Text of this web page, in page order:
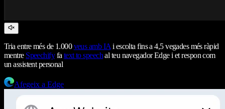
Tria entre més de 1.000veus amb IA i escolta fins a 4,5 vegades més ràpid
mentre Speechifyfa text to speechal teu navegador Edge i et respon com
un assistent personal
Afegeix a Edge